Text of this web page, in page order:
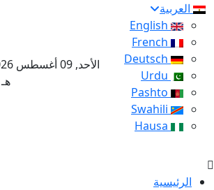
العربية
هـ
الرئيسية